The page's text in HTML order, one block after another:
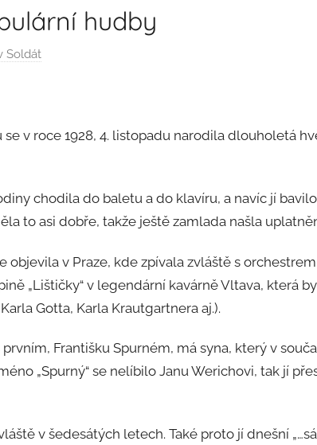
hudby
Soldát
se v roce 1928, 4. listopadu narodila dlouholetá
chodila do baletu a do klavíru, a navíc jí
to asi dobře, takže ještě zamlada našla
objevila v Praze, kde zpívala zvláště s
„Lištičky“ v legendární kavárně Vltava, která
Gotta, Karla Krautgartnera aj.).
Františku Spurném, má syna, který v
„Spurný“ se nelíbilo Janu Werichovi, tak jí
v šedesátých letech. Také proto jí dnešní